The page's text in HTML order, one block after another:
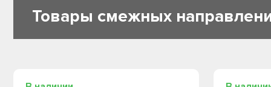
Товары смежных